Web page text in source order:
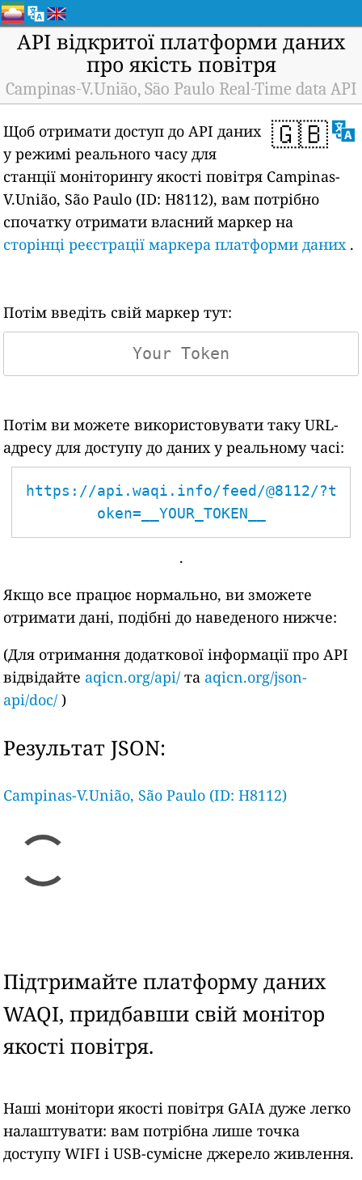
API відкритої платформи даних
про якість повітря
Campinas-V.União, São Paulo Real-Time data API
🇬🇧
Щоб отримати доступ до API даних
у режимі реального часу для
станції моніторингу якості повітря Campinas-
V.União, São Paulo (ID: H8112), вам потрібно
спочатку отримати власний маркер на
сторінці реєстрації маркера платформи даних.
Потім введіть свій маркер тут:
Потім ви можете використовувати таку URL-
адресу для доступу до даних у реальному часі:
https://api.waqi.info/feed/@8112/?t
oken=__YOUR_TOKEN__
.
Якщо все працює нормально, ви зможете
отримати дані, подібні до наведеного нижче:
(Для отримання додаткової інформації про API
відвідайте aqicn.org/api/ та aqicn.org/json-
api/doc/ )
Результат JSON:
Campinas-V.União, São Paulo (ID: H8112)
Підтримайте платформу даних
WAQI, придбавши свій монітор
якості повітря.
Наші монітори якості повітря GAIA дуже легко
налаштувати: вам потрібна лише точка
доступу WIFI і USB-сумісне джерело живлення.